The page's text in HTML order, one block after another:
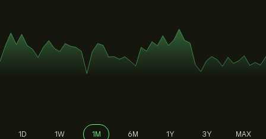
1D 1W 1M 6M 1Y 3Y MAX